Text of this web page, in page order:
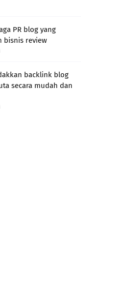
PR blog yang
bisnis review
backlink blog
secara mudah dan